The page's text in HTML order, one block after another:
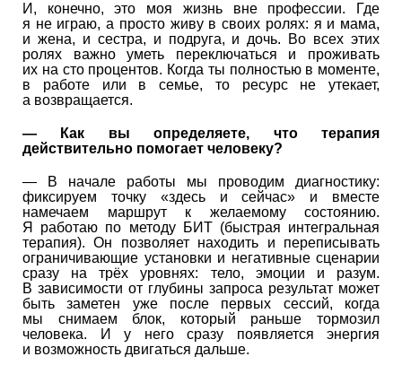
И, конечно, это моя жизнь вне профессии. Где
я не играю, а просто живу в своих ролях: я и мама,
и жена, и сестра, и подруга, и дочь. Во всех этих
ролях важно уметь переключаться и проживать
их на сто процентов. Когда ты полностью в моменте,
в работе или в семье, то ресурс не утекает,
а возвращается.
— Как вы определяете, что терапия
действительно помогает человеку?
— В начале работы мы проводим диагностику:
фиксируем точку «здесь и сейчас» и вместе
намечаем маршрут к желаемому состоянию.
Я работаю по методу БИТ (быстрая интегральная
терапия). Он позволяет находить и переписывать
ограничивающие установки и негативные сценарии
сразу на трёх уровнях: тело, эмоции и разум.
В зависимости от глубины запроса результат может
быть заметен уже после первых сессий, когда
мы снимаем блок, который раньше тормозил
человека. И у него сразу появляется энергия
и возможность двигаться дальше.